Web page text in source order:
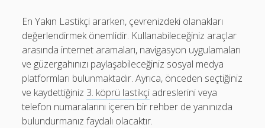
En Yakın Lastikçi ararken, çevrenizdeki olanakları
değerlendirmek önemlidir. Kullanabileceğiniz araçlar
arasında internet aramaları, navigasyon uygulamaları
ve güzergahınızı paylaşabileceğiniz sosyal medya
platformları bulunmaktadır. Ayrıca, önceden seçtiğiniz
ve kaydettiğiniz 3. köprü lastikçi adreslerini veya
telefon numaralarını içeren bir rehber de yanınızda
bulundurmanız faydalı olacaktır.